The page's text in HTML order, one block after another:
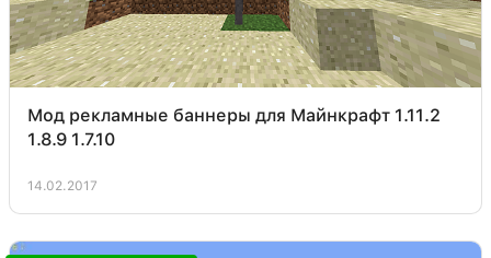
Мод рекламные баннеры для Майнкрафт 1.11.2
1.8.9 1.7.10
14.02.2017